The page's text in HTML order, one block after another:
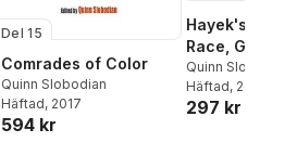
Del 15
Comrades of Color
Quinn Slobodian
Häftad, 2017
594 kr
Hayek's
Race, Gold,
Capitalism of
Right
Quinn Slobodian
Häftad, 2026
297 kr